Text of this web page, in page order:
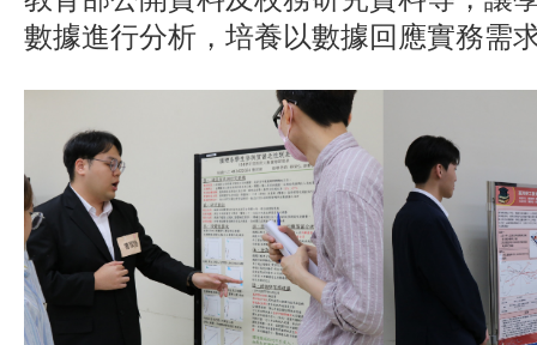
數據進行分析，培養以數據回應實務需